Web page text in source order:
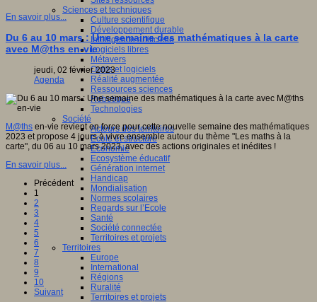
Sciences et techniques
Culture scientifique
Développement durable
Intelligence artificielle
Logiciels libres
Métavers
Outils et logiciels
Réalité augmentée
Ressources sciences
Robotique
Technologies
Société
Acteurs des territoires
Ecole et structure
Economie
Ecosystème éducatif
Génération internet
Handicap
Mondialisation
Normes scolaires
Regards sur l’Ecole
Santé
Société connectée
Territoires et projets
Territoires
Europe
International
Régions
Ruralité
Territoires et projets
En savoir plus...
Du 6 au 10 mars : Une semaine des mathématiques à la carte
avec M@ths en-vie
jeudi, 02 février 2023
Agenda
M@ths en-vie revient en force pour cette nouvelle semaine des mathématiques
2023 et propose 4 jours à vivre ensemble autour du thème "Les maths à la
carte", du 06 au 10 mars 2023, avec des actions originales et inédites !
En savoir plus...
Précédent
1
2
3
4
5
6
7
8
9
10
Suivant